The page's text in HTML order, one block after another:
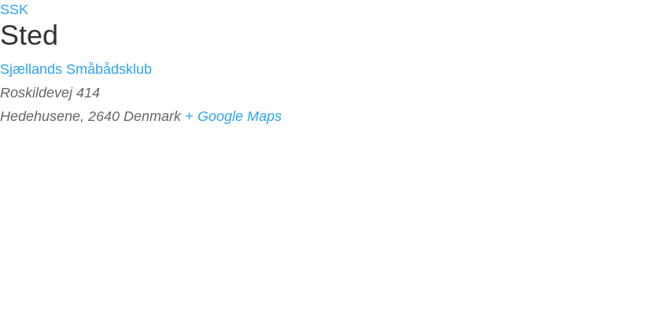
SSK
Sted
Sjællands Småbådsklub
Roskildevej 414
Hedehusene, 2640 Denmark + Google Maps